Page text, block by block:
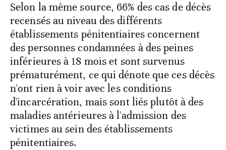
Selon la même source, 66% des cas de décès
recensés au niveau des différents
établissements pénitentiaires concernent
des personnes condamnées à des peines
inférieures à 18 mois et sont survenus
prématurément, ce qui dénote que ces décès
n'ont rien à voir avec les conditions
d'incarcération, mais sont liés plutôt à des
maladies antérieures à l'admission des
victimes au sein des établissements
pénitentiaires.